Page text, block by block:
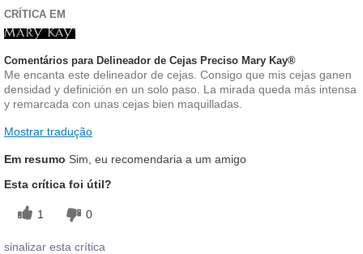
CRÍTICA EM
Comentários para Delineador de Cejas Preciso Mary Kay®
Me encanta este delineador de cejas. Consigo que mis cejas ganen
densidad y definición en un solo paso. La mirada queda más intensa
y remarcada con unas cejas bien maquilladas.
Mostrar tradução
Em resumo Sim, eu recomendaria a um amigo
Esta crítica foi útil?
1 0
sinalizar esta crítica